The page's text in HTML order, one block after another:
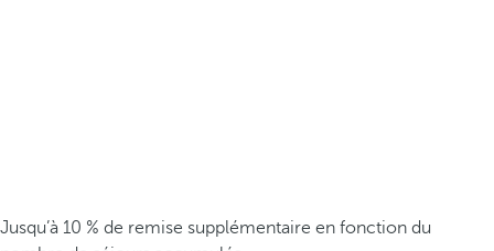
Jusqu’à 10 % de remise supplémentaire en fonction du